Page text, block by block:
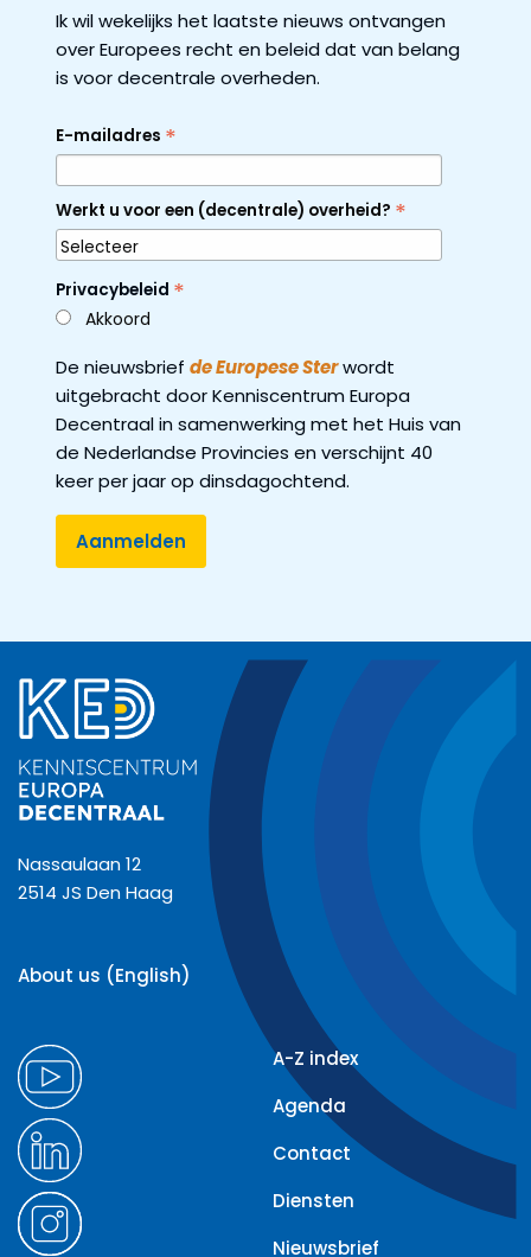
Ik wil wekelijks het laatste nieuws ontvangen
over Europees recht en beleid dat van belang
is voor decentrale overheden.
E-mailadres *
Werkt u voor een (decentrale) overheid? *
Privacybeleid *
Akkoord
De nieuwsbrief de Europese Sterwordt
uitgebracht door Kenniscentrum Europa
Decentraal in samenwerking met het Huis van
de Nederlandse Provincies en verschijnt 40
keer per jaar op dinsdagochtend.
Nassaulaan 12
2514 JS Den Haag
About us (English)
A-Z index
Agenda
Contact
Diensten
Nieuwsbrief